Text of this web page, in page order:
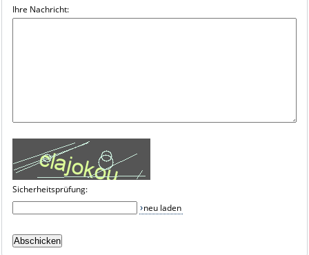
Ihre Nachricht:
Sicherheitsprüfung:
neu laden